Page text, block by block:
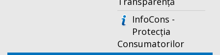
InfoCons -
Protecția
Consumatorilor